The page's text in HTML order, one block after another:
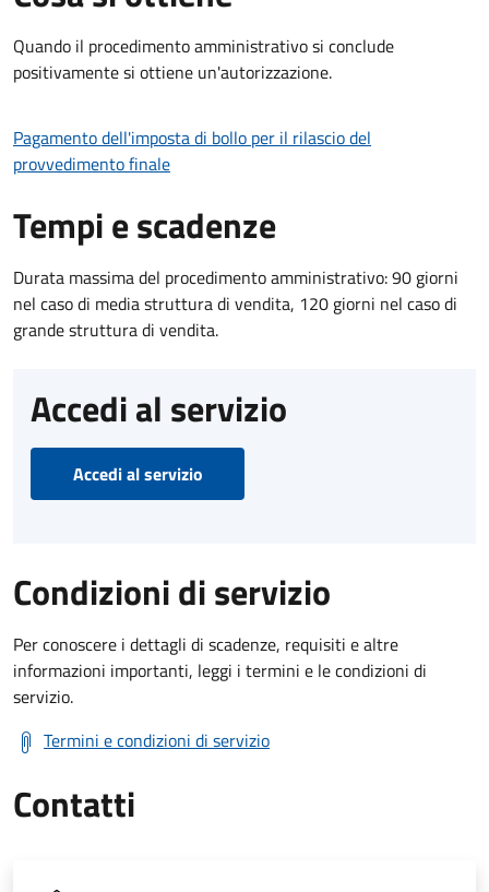
Quando il procedimento amministrativo si conclude
positivamente si ottiene un'autorizzazione.
Pagamento dell'imposta di bollo per il rilascio del
provvedimento finale
Tempi e scadenze
Durata massima del procedimento amministrativo: 90 giorni
nel caso di media struttura di vendita, 120 giorni nel caso di
grande struttura di vendita.
Accedi al servizio
Accedi al servizio
Condizioni di servizio
Per conoscere i dettagli di scadenze, requisiti e altre
informazioni importanti, leggi i termini e le condizioni di
servizio.
Termini e condizioni di servizio
Contatti